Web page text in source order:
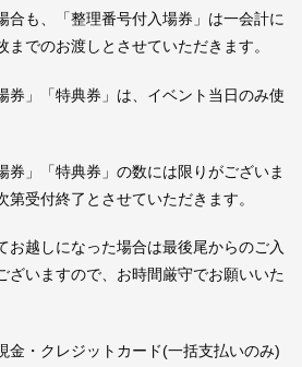
合も、「整理番号付入場券」は一会計に
までのお渡しとさせていただきます。
券」「特典券」は、イベント当日のみ使
」「特典券」の数には限りがございま
第受付終了とさせていただきます。
お越しになった場合は最後尾からのご入
ざいますので、お時間厳守でお願いいた
金・クレジットカード(一括支払いのみ)